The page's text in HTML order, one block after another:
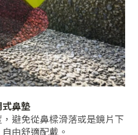
鼻墊
避免從鼻樑滑落或是鏡片下
由舒適配戴。